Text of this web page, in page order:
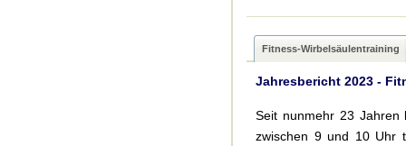
Fitness-Wirbelsäulentraining
Jahresbericht 2023 -
Seit nunmehr 23 Jahren
zwischen 9 und 10 Uhr